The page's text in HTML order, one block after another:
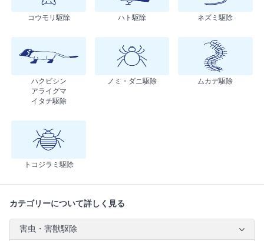
コウモリ駆除 ハト駆除 ネズミ駆除
ハクビシン
アライグマ
イタチ駆除
ノミ・ダニ駆除 ムカデ駆除
トコジラミ駆除
カテゴリーについて詳しく見る
害虫・害獣駆除